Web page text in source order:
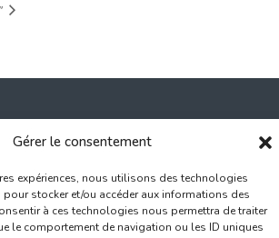
Gérer le consentement
expériences, nous utilisons des technologies
stocker et/ou accéder aux informations des
à ces technologies nous permettra de traiter
le comportement de navigation ou les ID uniques
du Quartier Bruegel et des
Marolles